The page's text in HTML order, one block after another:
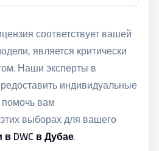
соответствует вашей
является критически
Наши эксперты в
индивидуальные
вам
выборах для вашего
DWC в Дубае.